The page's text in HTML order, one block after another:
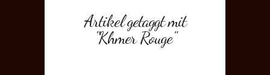
Artikel getaggt mit
"Khmer Rouge"